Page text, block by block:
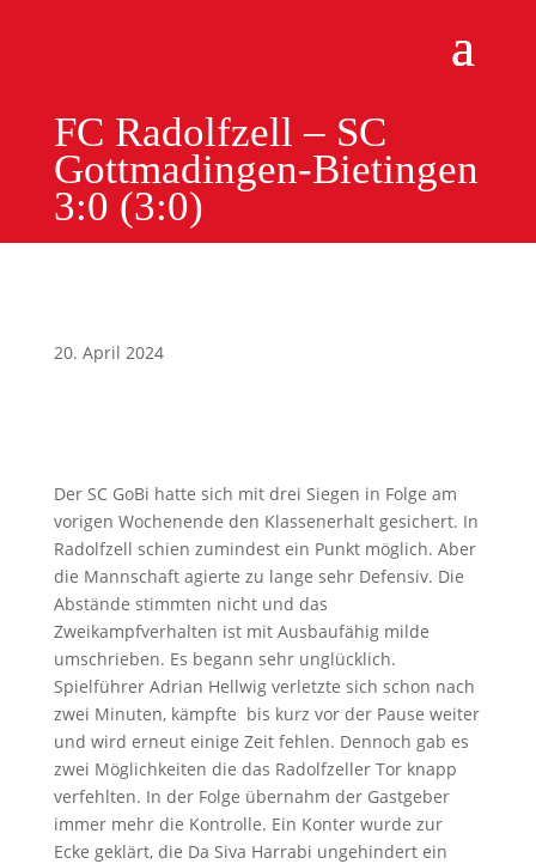
FC Radolfzell – SC
Gottmadingen-Bietingen
3:0 (3:0)
20. April 2024
Der SC GoBi hatte sich mit drei Siegen in Folge am
vorigen Wochenende den Klassenerhalt gesichert. In
Radolfzell schien zumindest ein Punkt möglich. Aber
die Mannschaft agierte zu lange sehr Defensiv. Die
Abstände stimmten nicht und das
Zweikampfverhalten ist mit Ausbaufähig milde
umschrieben. Es begann sehr unglücklich.
Spielführer Adrian Hellwig verletzte sich schon nach
zwei Minuten, kämpfte bis kurz vor der Pause weiter
und wird erneut einige Zeit fehlen. Dennoch gab es
zwei Möglichkeiten die das Radolfzeller Tor knapp
verfehlten. In der Folge übernahm der Gastgeber
immer mehr die Kontrolle. Ein Konter wurde zur
Ecke geklärt, die Da Siva Harrabi ungehindert ein